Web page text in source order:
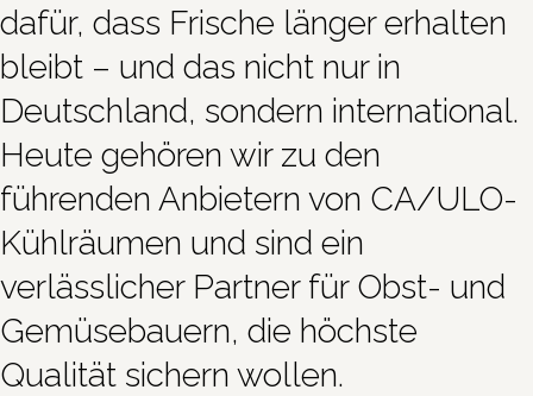
dafür, dass Frische länger erhalten
bleibt – und das nicht nur in
Deutschland, sondern international.
Heute gehören wir zu den
führenden Anbietern von CA/ULO-
Kühlräumen und sind ein
verlässlicher Partner für Obst- und
Gemüsebauern, die höchste
Qualität sichern wollen.